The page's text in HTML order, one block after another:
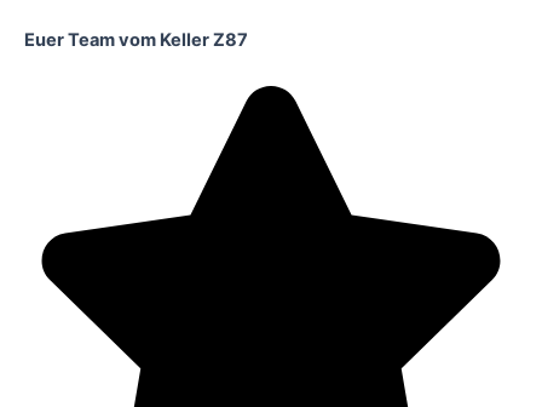
Euer Team vom Keller Z87